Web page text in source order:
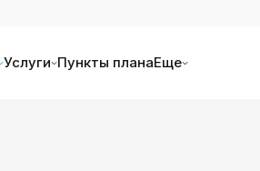
Услуги Пункты планаЕще